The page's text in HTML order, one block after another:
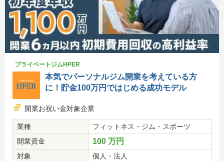
プライベートジムHPER
本気でパーソナルジム開業を考えている方
に！貯金100万円ではじめる成功モデル
開業お祝い金対象企業
業種
フィットネス・ジム・スポーツ
開業資金
100 万円
対象 個人・法人